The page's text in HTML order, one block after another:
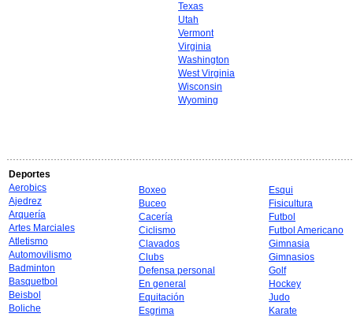
Texas
Utah
Vermont
Virginia
Washington
West Virginia
Wisconsin
Wyoming
Deportes
Aerobics
Ajedrez
Arquería
Artes Marciales
Atletismo
Automovilismo
Badminton
Basquetbol
Beisbol
Boliche
Boxeo
Buceo
Cacería
Ciclismo
Clavados
Clubs
Defensa personal
En general
Equitación
Esgrima
Esqui
Fisicultura
Futbol
Futbol Americano
Gimnasia
Gimnasios
Golf
Hockey
Judo
Karate